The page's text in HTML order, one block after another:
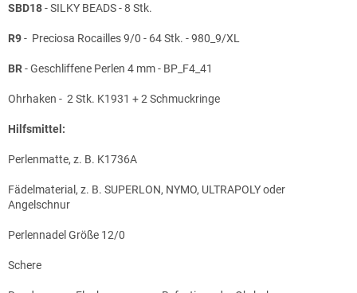
SBD18- SILKY BEADS - 8 Stk.
R9- Preciosa Rocailles 9/0 - 64 Stk. - 980_9/XL
BR- Geschliffene Perlen 4 mm - BP_F4_41
Ohrhaken - 2 Stk. K1931 + 2 Schmuckringe
Hilfsmittel:
Perlenmatte, z. B. K1736A
Fädelmaterial, z. B. SUPERLON, NYMO, ULTRAPOLY oder
Angelschnur
Perlennadel Größe 12/0
Schere